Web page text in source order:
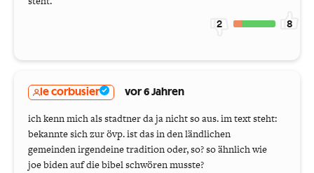
2 8
le corbusier vor 6 Jahren
ich kenn mich als stadtner da ja nicht so aus. im text steht:
bekannte sich zur övp. ist das in den ländlichen
gemeinden irgendeine tradition oder, so? so ähnlich wie
joe biden auf die bibel schwören musste?